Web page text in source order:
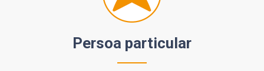
Persoa particular